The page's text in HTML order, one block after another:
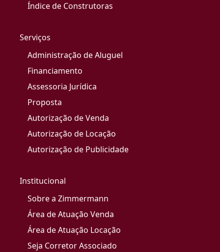
Índice de Construtoras
Serviços
Administração de Aluguel
Financiamento
Assessoria Jurídica
Proposta
Autorização de Venda
Autorização de Locação
Autorização de Publicidade
Institucional
Sobre a Zimmermann
Área de Atuação Venda
Área de Atuação Locação
Seja Corretor Associado